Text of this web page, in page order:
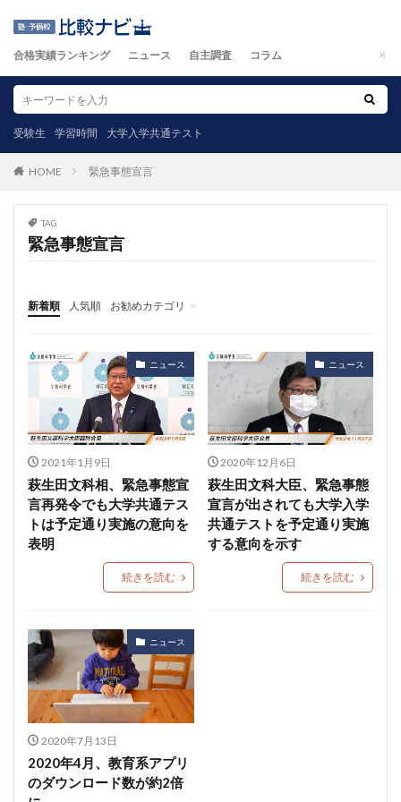
合格実績ランキング ニュース 自主調査 コラム
受験生 学習時間 大学入学共通テスト
HOME 緊急事態宣言
TAG
緊急事態宣言
新着順 人気順
お勧めカテゴリ
ニュース
自主調査
コラム
カテゴリ
ニュース
2021年1月9日
萩生田文科相、緊急事態宣
言再発令でも大学共通テス
トは予定通り実施の意向を
表明
続きを読む
ニュース
2020年12月6日
萩生田文科大臣、緊急事態
宣言が出されても大学入学
共通テストを予定通り実施
する意向を示す
続きを読む
ニュース
2020年7月13日
2020年4月、教育系アプリ
のダウンロード数が約2倍